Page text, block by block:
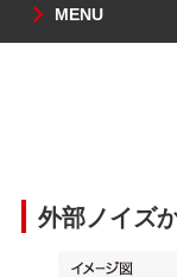
MENU
外部ノイズ